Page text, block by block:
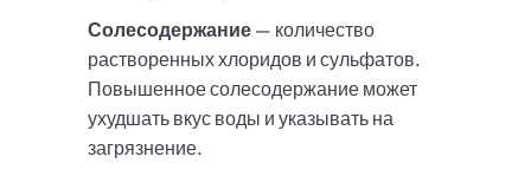
Солесодержание — количество
растворенных хлоридов и сульфатов.
Повышенное солесодержание может
ухудшать вкус воды и указывать на
загрязнение.